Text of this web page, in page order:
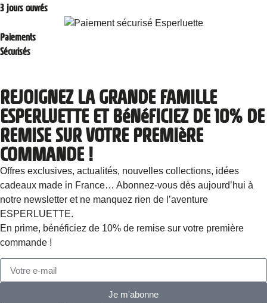
3 jours ouvrés
Paiements
Sécurisés
REJOIGNEZ LA GRANDE FAMILLE
ESPERLUETTE ET BéNéFICIEZ DE 10% DE
REMISE SUR VOTRE PREMIèRE
COMMANDE !
Offres exclusives, actualités, nouvelles collections, idées
cadeaux made in France… Abonnez-vous dès aujourd’hui à
notre newsletter et ne manquez rien de l’aventure
ESPERLUETTE.
En prime, bénéficiez de 10% de remise sur votre première
commande !
Je m'abonne